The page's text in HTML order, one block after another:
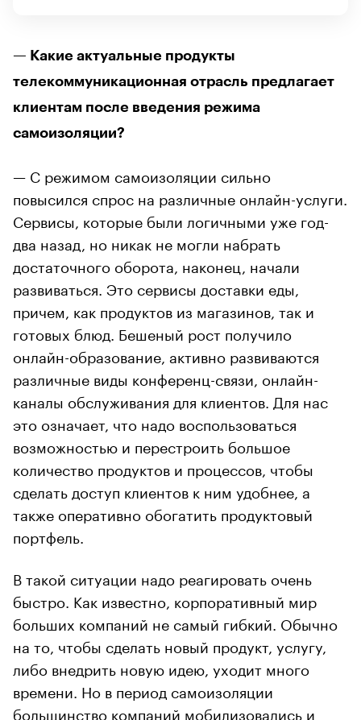
— Какие актуальные продукты
телекоммуникационная отрасль предлагает
клиентам после введения режима
самоизоляции?
— С режимом самоизоляции сильно
повысился спрос на различные онлайн-услуги.
Сервисы, которые были логичными уже год-
два назад, но никак не могли набрать
достаточного оборота, наконец, начали
развиваться. Это сервисы доставки еды,
причем, как продуктов из магазинов, так и
готовых блюд. Бешеный рост получило
онлайн-образование, активно развиваются
различные виды конференц-связи, онлайн-
каналы обслуживания для клиентов. Для нас
это означает, что надо воспользоваться
возможностью и перестроить большое
количество продуктов и процессов, чтобы
сделать доступ клиентов к ним удобнее, а
также оперативно обогатить продуктовый
портфель.
В такой ситуации надо реагировать очень
быстро. Как известно, корпоративный мир
больших компаний не самый гибкий. Обычно
на то, чтобы сделать новый продукт, услугу,
либо внедрить новую идею, уходит много
времени. Но в период самоизоляции
большинство компаний мобилизовались и